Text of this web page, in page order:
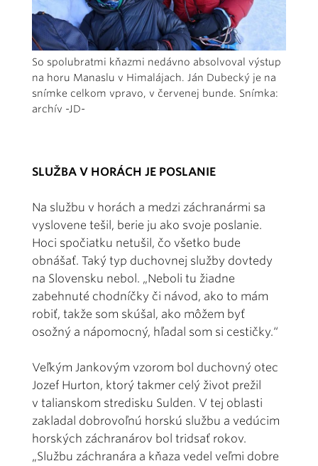
So spolubratmi kňazmi nedávno absolvoval výstup
na horu Manaslu v Himalájach. Ján Dubecký je na
snímke celkom vpravo, v červenej bunde. Snímka:
archív -JD-
SLUŽBA V HORÁCH JE POSLANIE
Na službu v horách a medzi záchranármi sa
vyslovene tešil, berie ju ako svoje poslanie.
Hoci spočiatku netušil, čo všetko bude
obnášať. Taký typ duchovnej služby dovtedy
na Slovensku nebol. „Neboli tu žiadne
zabehnuté chodníčky či návod, ako to mám
robiť, takže som skúšal, ako môžem byť
osožný a nápomocný, hľadal som si cestičky.“
Veľkým Jankovým vzorom bol duchovný otec
Jozef Hurton, ktorý takmer celý život prežil
v talianskom stredisku Sulden. V tej oblasti
zakladal dobrovoľnú horskú službu a vedúcim
horských záchranárov bol tridsať rokov.
„Službu záchranára a kňaza vedel veľmi dobre